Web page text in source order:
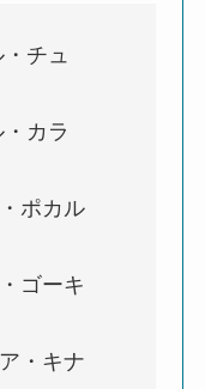
チュ
カラ
ポカル
ゴーキ
・キナ